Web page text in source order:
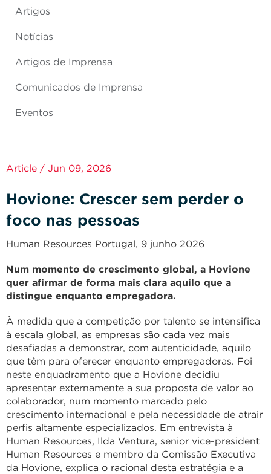
Artigos
Notícias
Artigos de Imprensa
Comunicados de Imprensa
Eventos
Article / Jun 09, 2026
Hovione: Crescer sem perder o
foco nas pessoas
Human Resources Portugal, 9 junho 2026
Num momento de crescimento global, a Hovione
quer afirmar de forma mais clara aquilo que a
distingue enquanto empregadora.
À medida que a competição por talento se intensifica
à escala global, as empresas são cada vez mais
desafiadas a demonstrar, com autenticidade, aquilo
que têm para oferecer enquanto empregadoras. Foi
neste enquadramento que a Hovione decidiu
apresentar externamente a sua proposta de valor ao
colaborador, num momento marcado pelo
crescimento internacional e pela necessidade de atrair
perfis altamente especializados. Em entrevista à
Human Resources, Ilda Ventura, senior vice-president
Human Resources e membro da Comissão Executiva
da Hovione, explica o racional desta estratégia e a